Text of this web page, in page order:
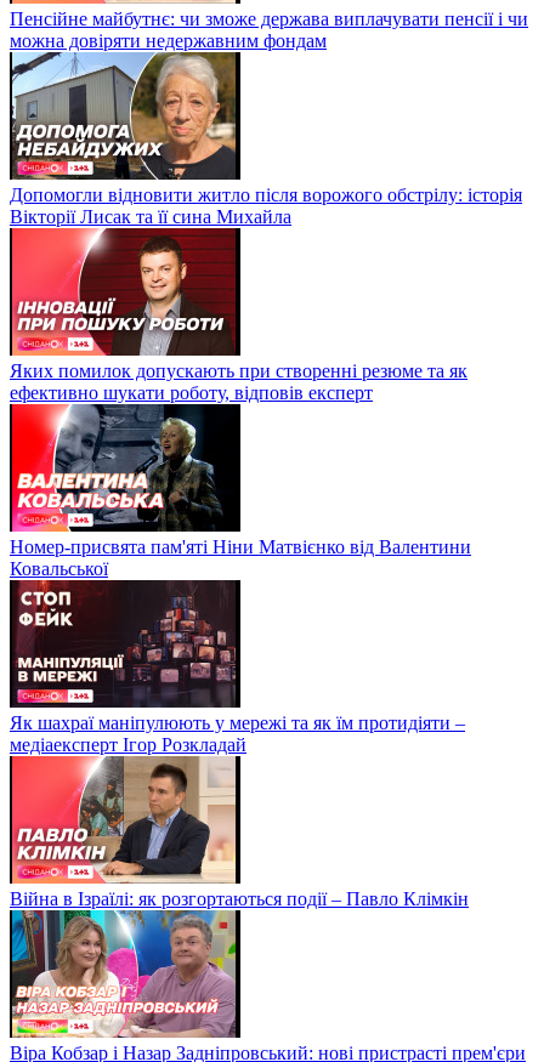
Пенсійне майбутнє: чи зможе держава виплачувати пенсії і чи
можна довіряти недержавним фондам
Допомогли відновити житло після ворожого обстрілу: історія
Вікторії Лисак та її сина Михайла
Яких помилок допускають при створенні резюме та як
ефективно шукати роботу, відповів експерт
Номер-присвята пам'яті Ніни Матвієнко від Валентини
Ковальської
Як шахраї маніпулюють у мережі та як їм протидіяти –
медіаексперт Ігор Розкладай
Війна в Ізраїлі: як розгортаються події – Павло Клімкін
Віра Кобзар і Назар Задніпровський: нові пристрасті прем'єри